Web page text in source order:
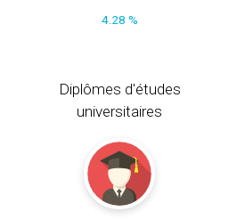
4.28 %
Diplômes d'études
universitaires